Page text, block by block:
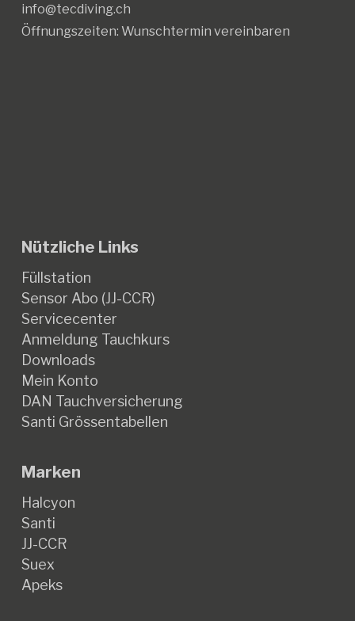
info@tecdiving.ch
Öffnungszeiten: Wunschtermin vereinbaren
Nützliche Links
Füllstation
Sensor Abo (JJ-CCR)
Servicecenter
Anmeldung Tauchkurs
Downloads
Mein Konto
DAN Tauchversicherung
Santi Grössentabellen
Marken
Halcyon
Santi
JJ-CCR
Suex
Apeks